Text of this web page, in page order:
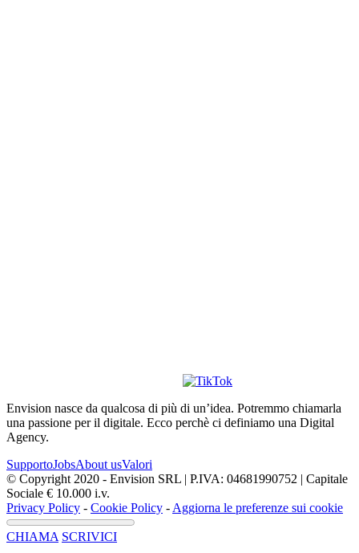
Envision nasce da qualcosa di più di un’idea. Potremmo chiamarla
una passione per il digitale. Ecco perchè ci definiamo una Digital
Agency.
SupportoJobsAbout usValori
© Copyright 2020 - Envision SRL | P.IVA: 04681990752 | Capitale
Sociale € 10.000 i.v.
Privacy Policy - Cookie Policy - Aggiorna le preferenze sui cookie
CHIAMA SCRIVICI